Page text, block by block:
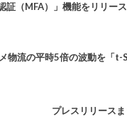
証（MFA）」機能をリリース
物流の平時5倍の波動を「
プレスリリース